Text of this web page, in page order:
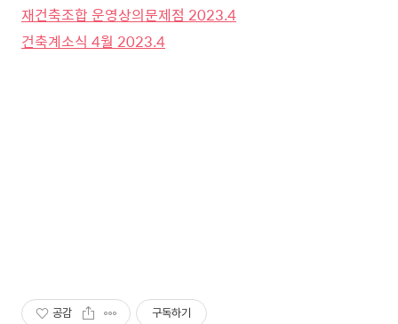
재건축조합 운영상의문제점 2023.4
건축계소식 4월 2023.4
공감 구독하기